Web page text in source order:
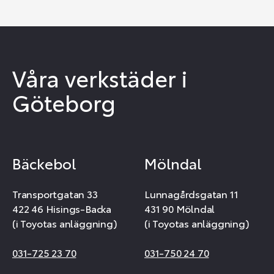
Våra verkstäder i
Göteborg
Bäckebol
Transportgatan 33
422 46 Hisings-Backa
(i Toyotas anläggning)
031-725 23 70
Mölndal
Lunnagårdsgatan 11
431 90 Mölndal
(i Toyotas anläggning)
031-750 24 70